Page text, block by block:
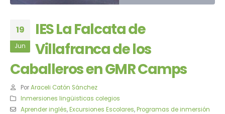
19
Jun
IES La Falcata de
Villafranca de los
Caballeros en GMR Camps
Por Araceli Catón Sánchez
Inmersiones lingüisticas colegios
Aprender inglés,Excursiones Escolares,Programas de inmersión